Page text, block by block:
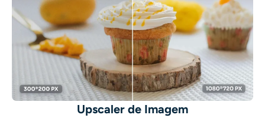
Upscaler de Imagem